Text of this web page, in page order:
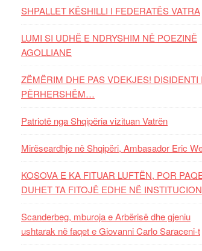
SHPALLET KËSHILLI I FEDERATËS VATRA
LUMI SI UDHË E NDRYSHIM NË POEZINË
AGOLLIANE
ZËMËRIM DHE PAS VDEKJES! DISIDENTI I
PËRHERSHËM…
Patriotë nga Shqipëria vizituan Vatrën
Mirëseardhje në Shqipëri, Ambasador Eric
KOSOVA E KA FITUAR LUFTËN, POR
DUHET TA FITOJË EDHE NË
Scanderbeg, mburoja e Arbërisë dhe gjeniu
ushtarak në faqet e Giovanni Carlo Saraceni-t